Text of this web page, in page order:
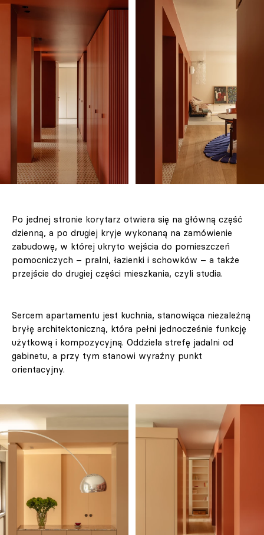
Po jednej stronie korytarz otwiera się na główną część
dzienną, a po drugiej kryje wykonaną na zamówienie
zabudowę, w której ukryto wejścia do pomieszczeń
pomocniczych – pralni, łazienki i schowków – a także
przejście do drugiej części mieszkania, czyli studia.
Sercem apartamentu jest kuchnia, stanowiąca niezależną
bryłę architektoniczną, która pełni jednocześnie funkcję
użytkową i kompozycyjną. Oddziela strefę jadalni od
gabinetu, a przy tym stanowi wyraźny punkt
orientacyjny.